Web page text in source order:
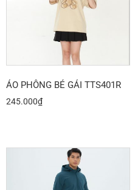
ÁO PHÔNG BÉ GÁI TTS401R
245.000₫